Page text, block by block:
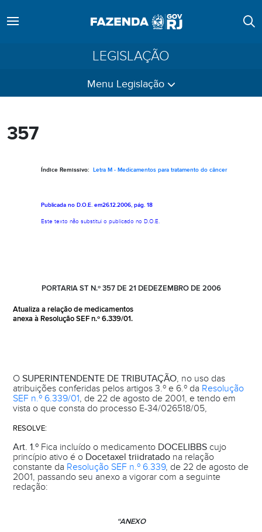
LEGISLAÇÃO
Menu Legislação
357
Índice Remissivo: Letra M - Medicamentos para tratamento do câncer
Publicada no D.O.E. em26.12.2006, pág. 18
Este texto não substitui o publicado no D.O.E.
PORTARIA ST N.º 357 DE 21 DEDEZEMBRO DE 2006
Atualiza a relação de medicamentos
anexa à Resolução SEF n.º 6.339/01.
O SUPERINTENDENTE DE TRIBUTAÇÃO, no uso das
atribuições conferidas pelos artigos 3.º e 6.º da Resolução
SEF n.º 6.339/01, de 22 de agosto de 2001, e tendo em
vista o que consta do processo E-34/026518/05,
RESOLVE:
Art. 1.º Fica incluído o medicamento DOCELIBBS cujo
princípio ativo é o Docetaxel triidratado na relação
constante da Resolução SEF n.º 6.339, de 22 de agosto de
2001, passando seu anexo a vigorar com a seguinte
redação:
“ANEXO